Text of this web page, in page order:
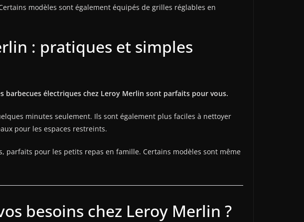
modèles sont également équipés de grilles réglables en
: pratiques et simples
barbecues électriques chez Leroy Merlin sont parfaits pour vous.
minutes seulement. Ils sont également plus faciles à nettoyer
pour les espaces restreints.
parfaits pour les petits repas en famille. Certains modèles sont même
besoins chez Leroy Merlin ?